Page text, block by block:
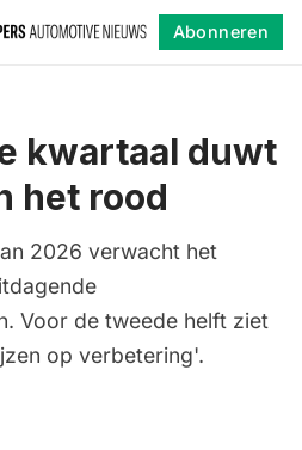
Abonneren
kwartaal duwt
het rood
2026 verwacht het
Voor de tweede helft ziet
op verbetering'.